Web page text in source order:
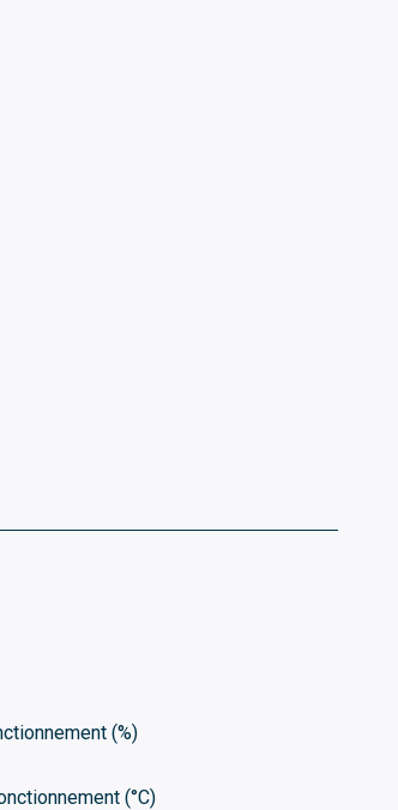
(%)
(°C)